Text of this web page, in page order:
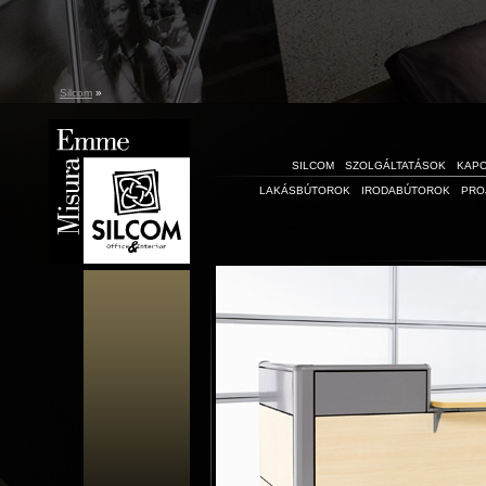
Silcom »
SILCOM SZOLGÁLTATÁSOK
LAKÁSBÚTOROK IRODABÚTOROK